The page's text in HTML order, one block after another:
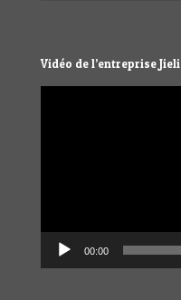
Vidéo de l’entreprise
00:00